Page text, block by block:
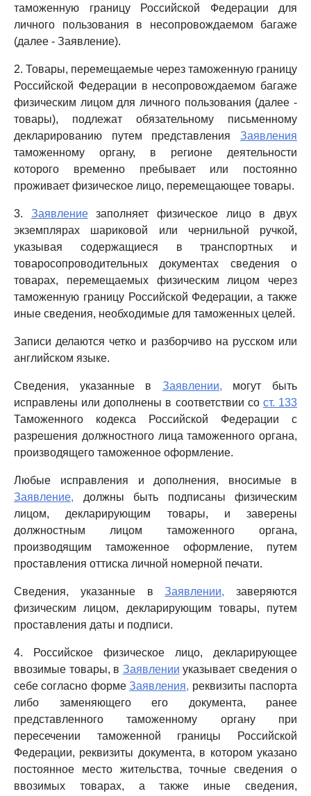
таможенную границу Российской Федерации для
личного пользования в несопровождаемом багаже
(далее - Заявление).
2. Товары, перемещаемые через таможенную границу
Российской Федерации в несопровождаемом багаже
физическим лицом для личного пользования (далее -
товары), подлежат обязательному письменному
декларированию путем представления Заявления
таможенному органу, в регионе деятельности
которого временно пребывает или постоянно
проживает физическое лицо, перемещающее товары.
3. Заявлениезаполняет физическое лицо в двух
экземплярах шариковой или чернильной ручкой,
указывая содержащиеся в транспортных и
товаросопроводительных документах сведения о
товарах, перемещаемых физическим лицом через
таможенную границу Российской Федерации, а также
иные сведения, необходимые для таможенных целей.
Записи делаются четко и разборчиво на русском или
английском языке.
Сведения, указанные в Заявлении, могут быть
исправлены или дополнены в соответствии со ст. 133
Таможенного кодекса Российской Федерации с
разрешения должностного лица таможенного органа,
производящего таможенное оформление.
Любые исправления и дополнения, вносимые в
Заявление, должны быть подписаны физическим
лицом, декларирующим товары, и заверены
должностным лицом таможенного органа,
производящим таможенное оформление, путем
проставления оттиска личной номерной печати.
Сведения, указанные вЗаявлении, заверяются
физическим лицом, декларирующим товары, путем
проставления даты и подписи.
4. Российское физическое лицо, декларирующее
ввозимые товары, в Заявлении указывает сведения о
себе согласно формеЗаявления, реквизиты паспорта
либо заменяющего его документа, ранее
представленного таможенному органу при
пересечении таможенной границы Российской
Федерации, реквизиты документа, в котором указано
постоянное место жительства, точные сведения о
ввозимых товарах, а также иные сведения,